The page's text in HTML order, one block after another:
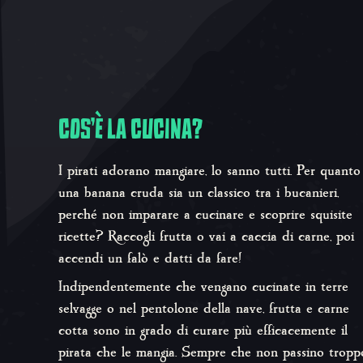
COS'È LA CUCINA?
I pirati adorano mangiare, lo sanno tutti. Per quanto
una banana cruda sia un classico tra i bucanieri,
perché non imparare a cucinare e scoprire squisite
ricette? Raccogli frutta o vai a caccia di carne, poi
accendi un falò e datti da fare!
Indipendentemente che vengano cucinate in terre
selvagge o nel pentolone della nave, frutta e carne
cotta sono in grado di curare più efficacemente il
pirata che le mangia. Sempre che non passino